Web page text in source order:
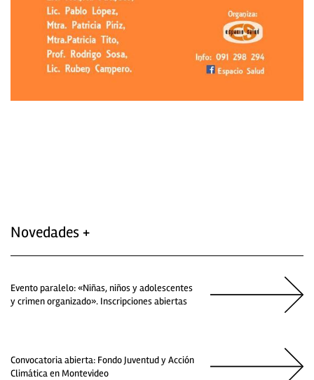
Novedades +
Evento paralelo: «Niñas, niños y adolescentes
y crimen organizado». Inscripciones abiertas
Convocatoria abierta: Fondo Juventud y Acción
Climática en Montevideo